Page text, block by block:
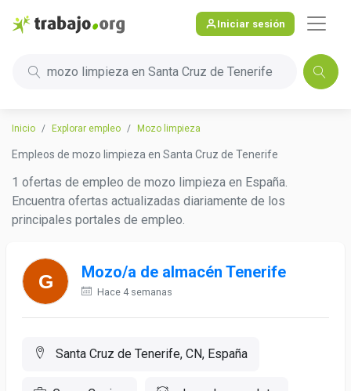
Iniciar sesión
mozo limpieza en Santa Cruz de Tenerife
Inicio Explorar empleo Mozo limpieza
Empleos de mozo limpieza en Santa Cruz de Tenerife
1 ofertas de empleo de mozo limpieza en España.
Encuentra ofertas actualizadas diariamente de los
principales portales de empleo.
Mozo/a de almacén Tenerife
Hace 4 semanas
Santa Cruz de Tenerife, CN, España